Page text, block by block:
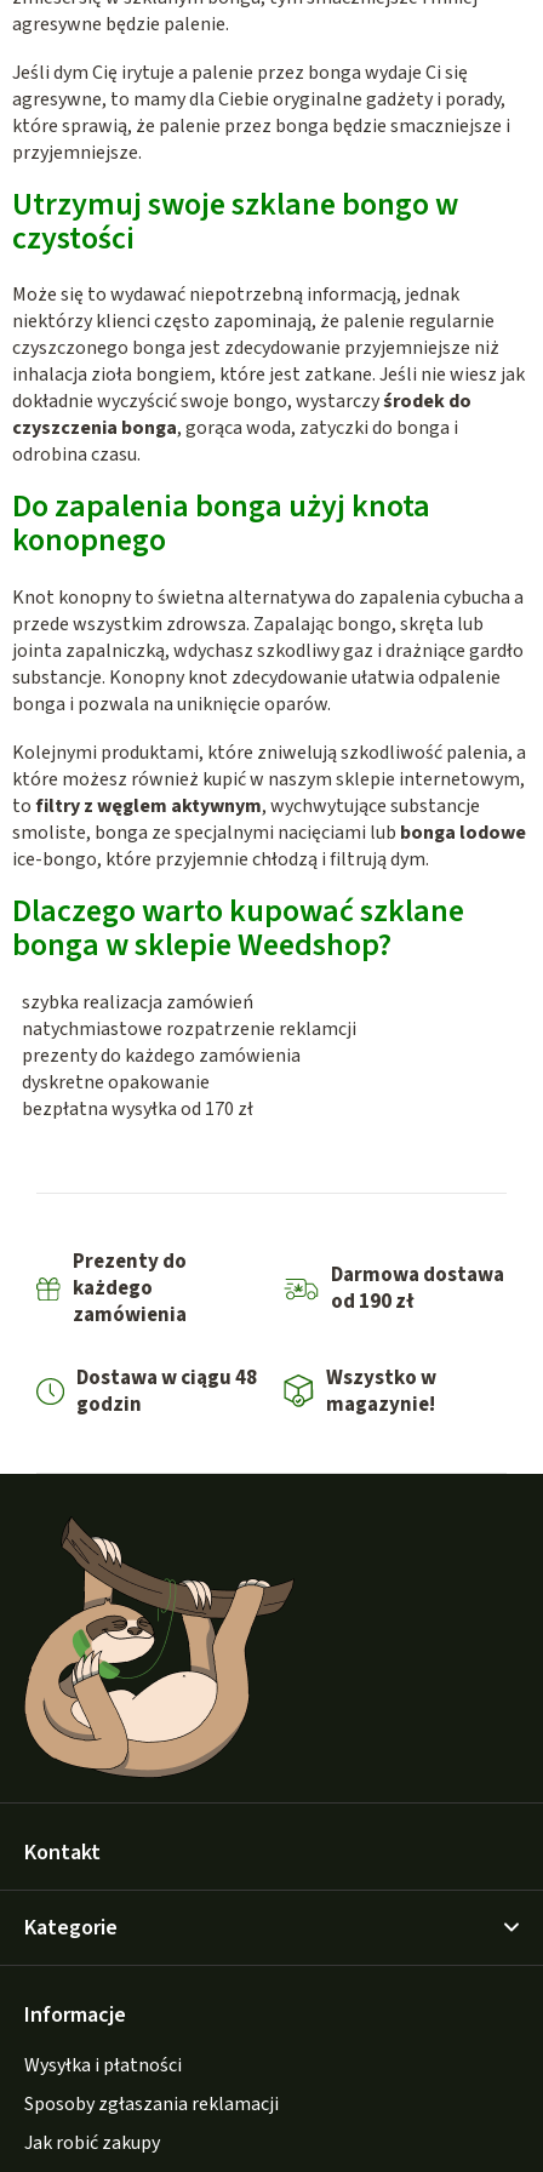
agresywne będzie palenie.
Jeśli dym Cię irytuje a palenie przez bonga wydaje Ci się
agresywne, to mamy dla Ciebie oryginalne gadżety i porady,
które sprawią, że palenie przez bonga będzie smaczniejsze i
przyjemniejsze.
Utrzymuj swoje szklane bongo w
czystości
Może się to wydawać niepotrzebną informacją, jednak
niektórzy klienci często zapominają, że palenie regularnie
czyszczonego bonga jest zdecydowanie przyjemniejsze niż
inhalacja zioła bongiem, które jest zatkane. Jeśli nie wiesz jak
dokładnie wyczyścić swoje bongo, wystarczyśrodek do
czyszczenia bonga, gorąca woda, zatyczki do bonga i
odrobina czasu.
Do zapalenia bonga użyj knota
konopnego
Knot konopny to świetna alternatywa do zapalenia cybucha a
przede wszystkim zdrowsza. Zapalając bongo, skręta lub
jointa zapalniczką, wdychasz szkodliwy gaz i drażniące gardło
substancje. Konopny knot zdecydowanie ułatwia odpalenie
bonga i pozwala na uniknięcie oparów.
Kolejnymi produktami, które zniwelują szkodliwość palenia, a
które możesz również kupić w naszym sklepie internetowym,
tofiltry z węglem aktywnym, wychwytujące substancje
smoliste, bonga ze specjalnymi nacięciami lub bonga lodowe
ice-bongo, które przyjemnie chłodzą i filtrują dym.
Dlaczego warto kupować szklane
bonga w sklepie Weedshop?
szybka realizacja zamówień
natychmiastowe rozpatrzenie reklamcji
prezenty do każdego zamówienia
dyskretne opakowanie
bezpłatna wysyłka od 170 zł
Prezenty do
każdego
zamówienia
Darmowa dostawa
od 190 zł
Dostawa w ciągu 48
godzin
Wszystko w
magazynie!
S
Kontakt
Kategorie
Informacje
Wysyłka i płatności
Sposoby zgłaszania reklamacji
Jak robić zakupy